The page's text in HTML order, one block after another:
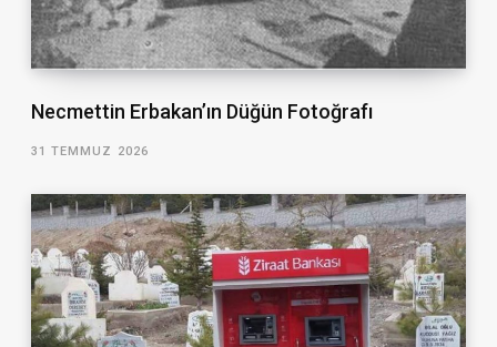
Necmettin Erbakan’ın Düğün Fotoğrafı
31 TEMMUZ 2026